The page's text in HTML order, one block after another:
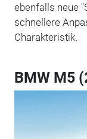
ebenfalls neue
schnellere
Charakteristik.
BMW M5